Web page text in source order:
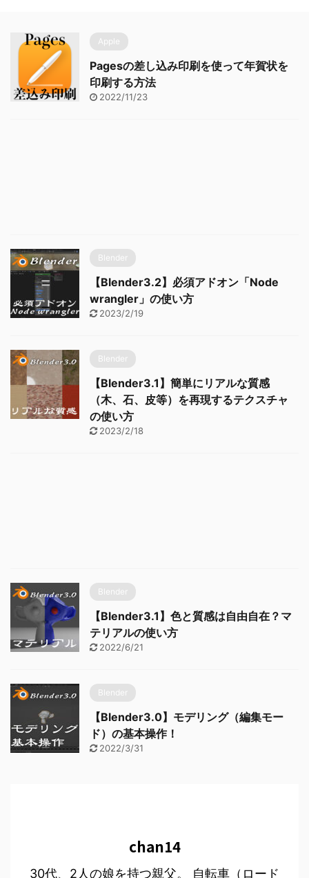
Apple
Pagesの差し込み印刷を使って年賀状を
印刷する方法
2022/11/23
Blender
【Blender3.2】必須アドオン「Node
wrangler」の使い方
2023/2/19
Blender
【Blender3.1】簡単にリアルな質感
（木、石、皮等）を再現するテクスチャ
の使い方
2023/2/18
Blender
【Blender3.1】色と質感は自由自在？マ
テリアルの使い方
2022/6/21
Blender
【Blender3.0】モデリング（編集モー
ド）の基本操作！
2022/3/31
chan14
30代、2人の娘を持つ親父。 自転車（ロード